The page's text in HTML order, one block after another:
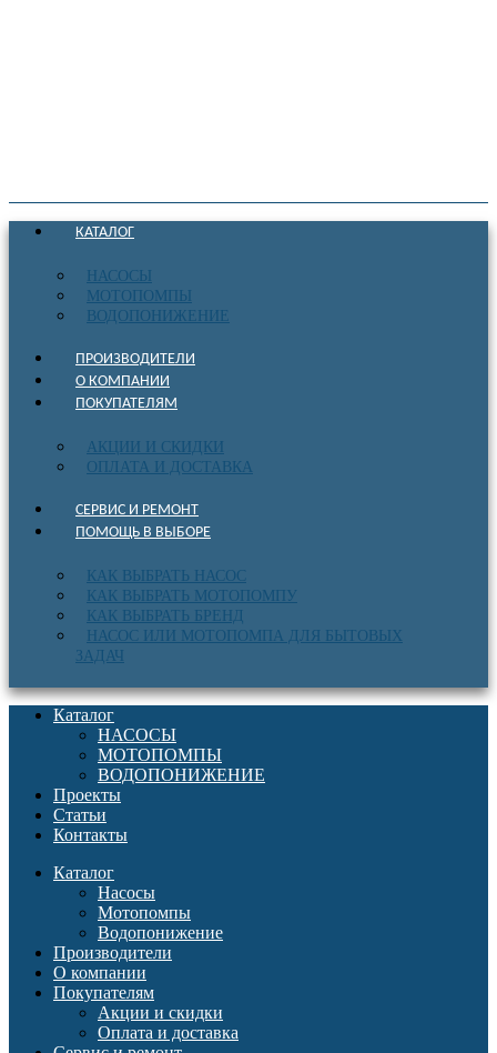
КАТАЛОГ
НАСОСЫ
МОТОПОМПЫ
ВОДОПОНИЖЕНИЕ
ПРОИЗВОДИТЕЛИ
О КОМПАНИИ
ПОКУПАТЕЛЯМ
АКЦИИ И СКИДКИ
ОПЛАТА И ДОСТАВКА
СЕРВИС И РЕМОНТ
ПОМОЩЬ В ВЫБОРЕ
КАК ВЫБРАТЬ НАСОС
КАК ВЫБРАТЬ МОТОПОМПУ
КАК ВЫБРАТЬ БРЕНД
НАСОС ИЛИ МОТОПОМПА ДЛЯ БЫТОВЫХ
ЗАДАЧ
Каталог
НАСОСЫ
МОТОПОМПЫ
ВОДОПОНИЖЕНИЕ
Проекты
Статьи
Контакты
Каталог
Насосы
Мотопомпы
Водопонижение
Производители
О компании
Покупателям
Акции и скидки
Оплата и доставка